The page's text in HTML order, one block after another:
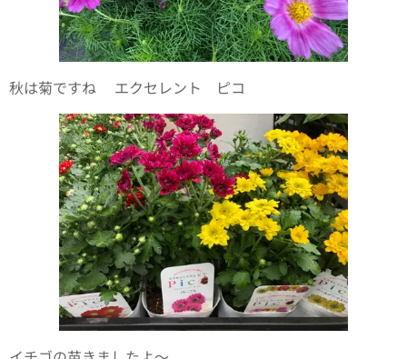
秋は菊ですね🌼エクセレント ピコ